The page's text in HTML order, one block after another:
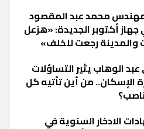
محمد عبد المقصود
أكتوبر الجديدة: «هزعل
رجعت للخلف»
الوهاب يثير التساؤلات
الإسكان.. من أين تأتيه كل
الادخار السنوية في